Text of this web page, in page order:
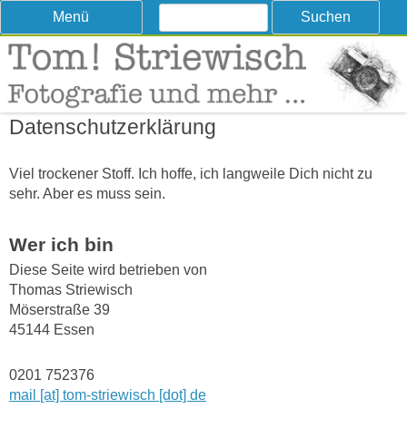
Tom! Striewisch – Fotografieren
lernen
Tipps und Tricks und Meinungen zur Fotografie
Menü
content
Suchen
Datenschutzerklärung
Viel trockener Stoff. Ich hoffe, ich langweile Dich nicht zu
sehr. Aber es muss sein.
Wer ich bin
Diese Seite wird betrieben von
Thomas Striewisch
Möserstraße 39
45144 Essen
0201 752376
mail [at] tom-striewisch [dot] de